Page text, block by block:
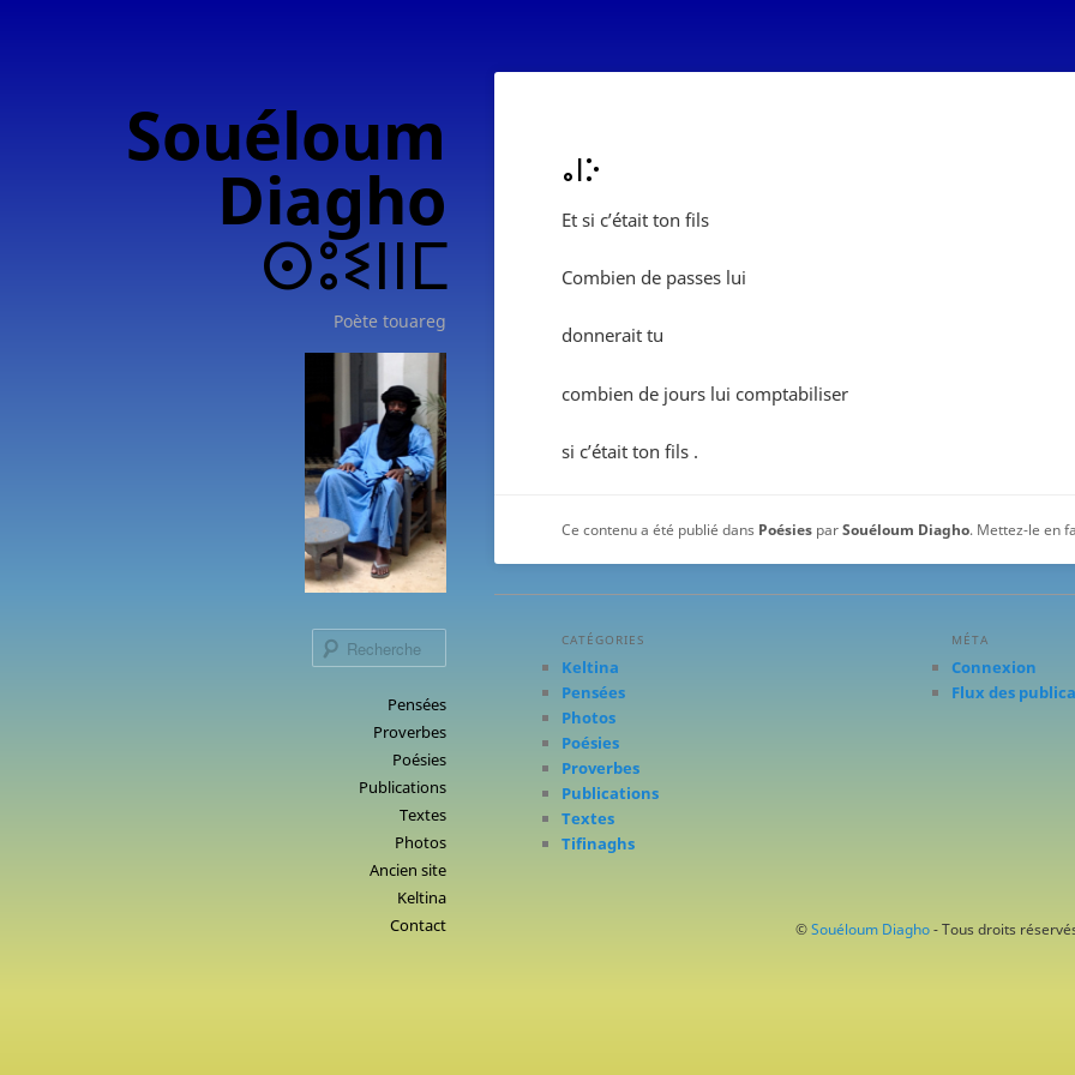
Souéloum
Diagho
ⵙⵓⵉⵏⵏⵎ
Poète touareg
Pensées
Proverbes
Poésies
Publications
Textes
Photos
Ancien site
Keltina
Contact
ⴰⵏⴾ
Et si c’était ton fils
Combien de passes lui
donnerait tu
combien de jours lui comptabiliser
si c’était ton fils .
Ce contenu a été publié dans Poésies parSouéloum Diagho. Mettez-le en
CATÉGORIES
Keltina
Pensées
Photos
Poésies
Proverbes
Publications
Textes
Tifinaghs
MÉTA
Connexion
Flux des
© Souéloum Diagho- Tous droits